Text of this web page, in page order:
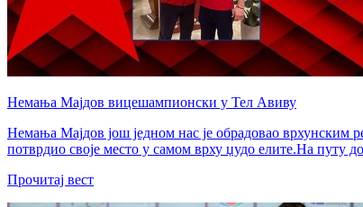
Немања Мајдов вицешампионски у Тел Авиву
Немања Мајдов још једном нас је обрадовао врхунским
потврдио своје место у самом врху џудо елите.На путу
Прочитај вест